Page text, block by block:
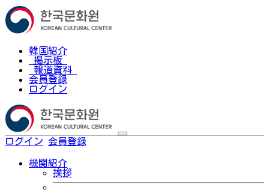
韓国紹介
掲示板
報道資料
会員登録
ログイン
ログイン 会員登録
機関紹介
挨拶